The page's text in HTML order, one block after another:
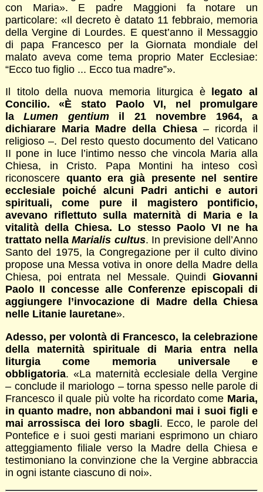
con Maria». E padre Maggioni fa notare un
particolare: «Il decreto è datato 11 febbraio, memoria
della Vergine di Lourdes. E quest’anno il Messaggio
di papa Francesco per la Giornata mondiale del
malato aveva come tema proprio Mater Ecclesiae:
“Ecco tuo figlio ... Ecco tua madre”».
Il titolo della nuova memoria liturgica è
legato al
Concilio. «È stato Paolo VI, nel promulgare
laLumen gentiumil 21 novembre 1964, a
dichiarare Maria Madre della Chiesa– ricorda il
religioso –. Del resto questo documento del Vaticano
II pone in luce l’intimo nesso che vincola Maria alla
Chiesa, in Cristo. Papa Montini ha inteso così
riconoscere quanto era già presente nel sentire
ecclesiale poiché alcuni Padri antichi e autori
spirituali, come pure il magistero pontificio,
avevano riflettuto sulla maternità di Maria e la
vitalità della Chiesa. Lo stesso Paolo VI ne ha
trattato nellaMarialis cultus. In previsione dell’Anno
Santo del 1975, la Congregazione per il culto divino
propose una Messa votiva in onore della Madre della
Chiesa, poi entrata nel Messale. QuindiGiovanni
Paolo II concesse alle Conferenze episcopali di
aggiungere l’invocazione di Madre della Chiesa
nelle Litanie lauretane».
Adesso, per volontà di Francesco, la celebrazione
della maternità spirituale di Maria entra nella
liturgia come memoria universale e
obbligatoria. «La maternità ecclesiale della Vergine
– conclude il mariologo – torna spesso nelle parole di
Francesco il quale più volte ha ricordato come Maria,
in quanto madre, non abbandoni mai i suoi figli e
mai arrossisca dei loro sbagli. Ecco, le parole del
Pontefice e i suoi gesti mariani esprimono un chiaro
atteggiamento filiale verso la Madre della Chiesa e
testimoniano la convinzione che la Vergine abbraccia
in ogni istante ciascuno di noi».